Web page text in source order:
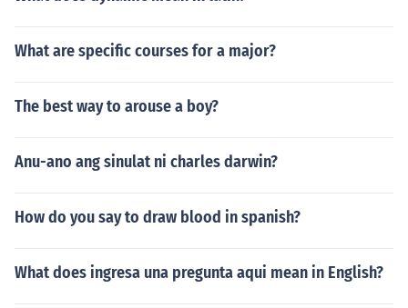
What are specific courses for a major?
The best way to arouse a boy?
Anu-ano ang sinulat ni charles darwin?
How do you say to draw blood in spanish?
What does ingresa una pregunta aqui mean in English?